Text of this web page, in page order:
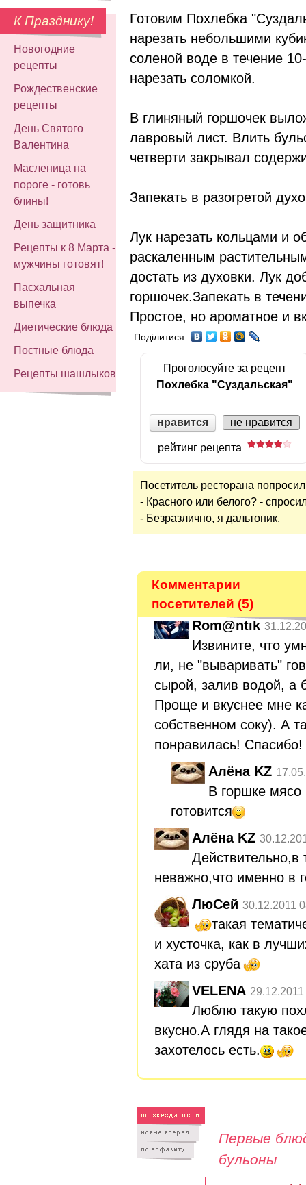
К Празднику!
Новогодние
рецепты
Рождественские
рецепты
День Святого
Валентина
Масленица на
пороге - готовь
блины!
День защитника
Рецепты к 8 Марта -
мужчины готовят!
Пасхальная
выпечка
Диетические блюда
Постные блюда
Рецепты шашлыков
Готовим Похлебка
нарезать небольшими
соленой воде в течение
нарезать соломкой.
В глиняный горшочек
лавровый лист. Влить
четверти закрывал
Запекать в разогретой
Лук нарезать кольцами и
раскаленным
достать из духовки. Лук
горшочек.Запекать в
Простое, но ароматное и
Поділитися
Проголосуйте за рецепт
Похлебка "Суздальская"
нравится не нравится
рейтинг рецепта
Посетитель ресторана
- Красного или белого? -
- Безразлично, я дальтоник.
Комментарии
посетителей (5)
Rom@ntik
Извините, что
ли, не "вываривать"
сырой, залив водой, а
Проще и вкуснее мне
собственном соку). А
понравилась! Спасибо!
Алёна KZ
В горшке
готовится
Алёна KZ
Действительно,в
неважно,что именно в
ЛюСей 30.12.2011
такая
и хусточка, как в
хата из сруба
VELENA
Люблю такую
вкусно.А глядя на
захотелось есть.
Первые
бульоны